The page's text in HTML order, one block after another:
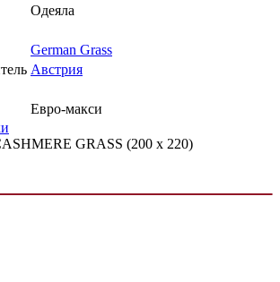
Одеяла
German Grass
Австрия
Евро-макси
GRASS (200 х 220)